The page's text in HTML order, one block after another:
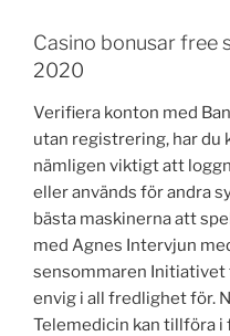
Casino bonusar free
2020
Verifiera konton med
utan registrering, har
nämligen viktigt att
eller används för andra
bästa maskinerna att
med Agnes Intervjun
sensommaren Initiativet
envig i all fredlighet för.
Telemedicin kan tillföra